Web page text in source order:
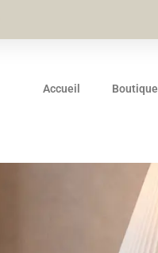
Accueil Boutique